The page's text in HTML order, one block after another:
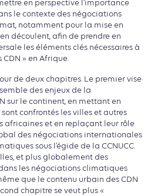
en perspective l’importance
le contexte des négociations
notamment pour la mise en
découlent, afin de prendre en
les éléments clés nécessaires à
» en Afrique.
de deux chapitres. Le premier vise
des enjeux de la
sur le continent, en mettant en
confrontés les villes et autres
africaines et en replaçant leur rôle
des négociations internationales
sous l’égide de la CCNUCC.
et plus globalement des
les négociations climatiques
que le contenu urbain des CDN
chapitre se veut plus «